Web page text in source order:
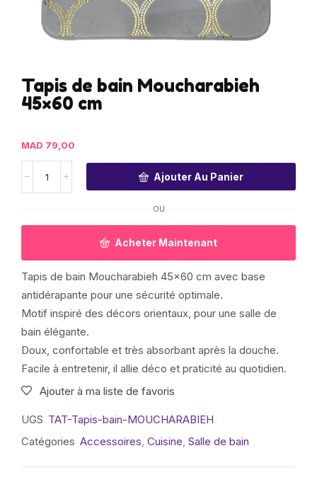
Tapis de bain Moucharabieh
45×60 cm
MAD 79,00
Ajouter Au Panier
OU
Acheter Maintenant
Tapis de bain Moucharabieh 45×60 cm avec base
antidérapante pour une sécurité optimale.
Motif inspiré des décors orientaux, pour une salle de
bain élégante.
Doux, confortable et très absorbant après la douche.
Facile à entretenir, il allie déco et praticité au quotidien.
Ajouter à ma liste de favoris
UGS TAT-Tapis-bain-MOUCHARABIEH
Catégories Accessoires, Cuisine, Salle de bain